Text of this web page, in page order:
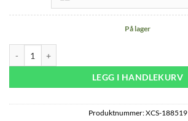
På lager
LEGG I HANDLEKURV
Produktnummer:XCS-188519